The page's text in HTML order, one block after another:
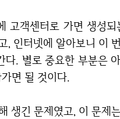
, 인터넷에 알아보니 이
. 별로 중요한 부분은
면 될 것이다.